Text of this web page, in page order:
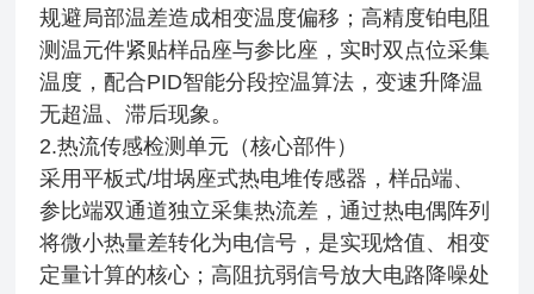
规避局部温差造成相变温度偏移；高精度铂电阻
测温元件紧贴样品座与参比座，实时双点位采集
温度，配合PID智能分段控温算法，变速升降温
无超温、滞后现象。
2.热流传感检测单元（核心部件）
采用平板式/坩埚座式热电堆传感器，样品端、
参比端双通道独立采集热流差，通过热电偶阵列
将微小热量差转化为电信号，是实现焓值、相变
定量计算的核心；高阻抗弱信号放大电路降噪处